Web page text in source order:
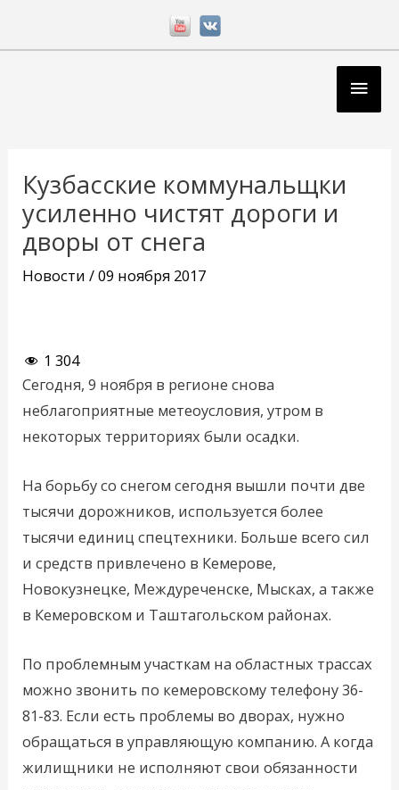
Кузбасские коммунальщки
усиленно чистят дороги и
дворы от снега
Новости /09 ноября 2017
1 304
Сегодня, 9 ноября в регионе снова
неблагоприятные метеоусловия, утром в
некоторых территориях были осадки.
На борьбу со снегом сегодня вышли почти две
тысячи дорожников, используется более
тысячи единиц спецтехники. Больше всего сил
и средств привлечено в Кемерове,
Новокузнецке, Междуреченске, Мысках, а также
в Кемеровском и Таштагольском районах.
По проблемным участкам на областных трассах
можно звонить по кемеровскому телефону 36-
81-83. Если есть проблемы во дворах, нужно
обращаться в управляющую компанию. А когда
жилищники не исполняют свои обязанности
записям